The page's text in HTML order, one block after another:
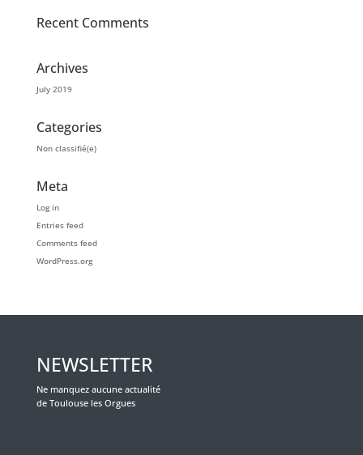
Recent Comments
Archives
July 2019
Categories
Non classifié(e)
Meta
Log in
Entries feed
Comments feed
WordPress.org
NEWSLETTER
Ne manquez aucune actualité
de Toulouse les Orgues